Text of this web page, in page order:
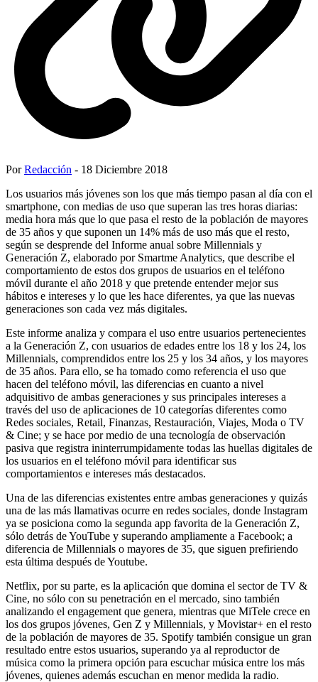
PorRedacción - 18 Diciembre 2018
Los usuarios más jóvenes son los que más tiempo pasan al día con el
smartphone, con medias de uso que superan las tres horas diarias:
media hora más que lo que pasa el resto de la población de mayores
de 35 años y que suponen un 14% más de uso más que el resto,
según se desprende del Informe anual sobre Millennials y
Generación Z, elaborado por Smartme Analytics, que describe el
comportamiento de estos dos grupos de usuarios en el teléfono
móvil durante el año 2018 y que pretende entender mejor sus
hábitos e intereses y lo que les hace diferentes, ya que las nuevas
generaciones son cada vez más digitales.
Este informe analiza y compara el uso entre usuarios pertenecientes
a la Generación Z, con usuarios de edades entre los 18 y los 24, los
Millennials, comprendidos entre los 25 y los 34 años, y los mayores
de 35 años. Para ello, se ha tomado como referencia el uso que
hacen del teléfono móvil, las diferencias en cuanto a nivel
adquisitivo de ambas generaciones y sus principales intereses a
través del uso de aplicaciones de 10 categorías diferentes como
Redes sociales, Retail, Finanzas, Restauración, Viajes, Moda o TV
& Cine; y se hace por medio de una tecnología de observación
pasiva que registra ininterrumpidamente todas las huellas digitales de
los usuarios en el teléfono móvil para identificar sus
comportamientos e intereses más destacados.
Una de las diferencias existentes entre ambas generaciones y quizás
una de las más llamativas ocurre en redes sociales, donde Instagram
ya se posiciona como la segunda app favorita de la Generación Z,
sólo detrás de YouTube y superando ampliamente a Facebook; a
diferencia de Millennials o mayores de 35, que siguen prefiriendo
esta última después de Youtube.
Netflix, por su parte, es la aplicación que domina el sector de TV &
Cine, no sólo con su penetración en el mercado, sino también
analizando el engagement que genera, mientras que MiTele crece en
los dos grupos jóvenes, Gen Z y Millennials, y Movistar+ en el resto
de la población de mayores de 35. Spotify también consigue un gran
resultado entre estos usuarios, superando ya al reproductor de
música como la primera opción para escuchar música entre los más
jóvenes, quienes además escuchan en menor medida la radio.